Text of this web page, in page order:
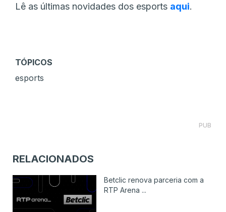
Lê as últimas novidades dos esports aqui.
TÓPICOS
esports
PUB
RELACIONADOS
Betclic renova parceria com a
RTP Arena ...